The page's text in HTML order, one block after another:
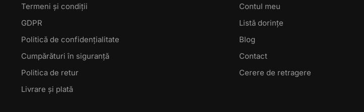
Termeni și condiții
GDPR
Politică de confidențialitate
Cumpărături în siguranță
Politica de retur
Livrare și plată
Contul meu
Listă dorințe
Blog
Contact
Cerere de retragere